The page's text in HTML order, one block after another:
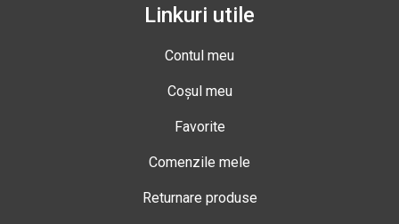
Linkuri utile
Contul meu
Coșul meu
Favorite
Comenzile mele
Returnare produse